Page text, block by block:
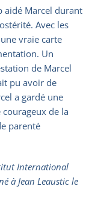
aidé Marcel durant
Avec les
vraie carte
Un
de Marcel
pu avoir de
a gardé une
de la
parenté
International
à Jean Leaustic le